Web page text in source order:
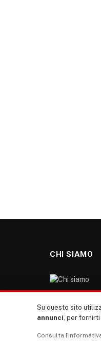
CHI SIAMO
nostro sito
anni ‘70,
Su questo sito
annunci, per
Consulta